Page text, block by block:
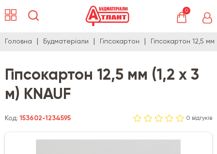
0
Головна Будматеріали Гіпсокартон Гіпсокартон 12,5 мм
Гіпсокартон 12,5 мм (1,2 х 3
м) KNAUF
Код:153602-1234595 0 відгуків